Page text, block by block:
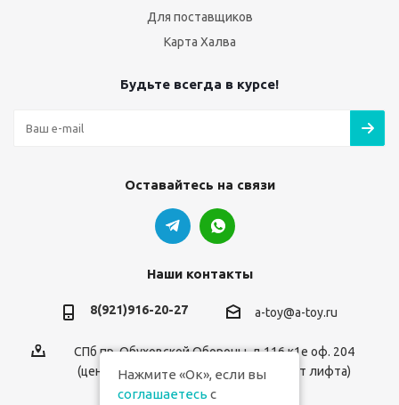
Для поставщиков
Карта Халва
Будьте всегда в курсе!
Оставайтесь на связи
Наши контакты
8(921)916-20-27 a-toy@a-toy.ru
СПб пр. Обуховской Обороны, д.116 к1е оф. 204
(центральный вход 2-й этаж справа от лифта)
Нажмите «Ок», если вы
соглашаетесь с